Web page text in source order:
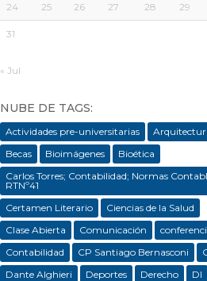
24 25 26 27 28 29
31
« Jul
NUBE DE TAGS:
Actividades pre-universitarias
Becas
Bioimágenes
Bioética
Carlos Torres; Contabilidad; Normas
RTNº41
Certamen Literario
Ciencias de la Salud
Clase Abierta
Comunicación
Contabilidad
CP Santiago Bernasconi
Dante Alghieri
Deportes Derecho
DI